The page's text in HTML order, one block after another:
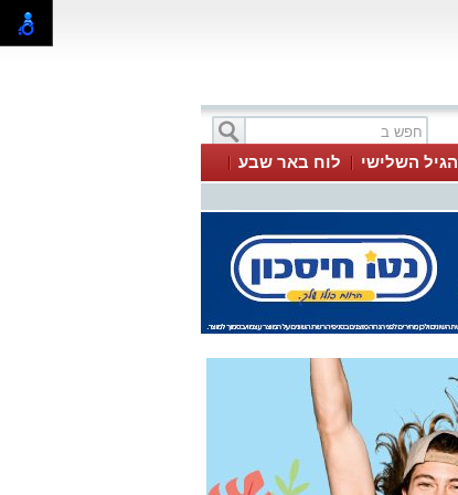
הגיל השלישי לוח באר שבע